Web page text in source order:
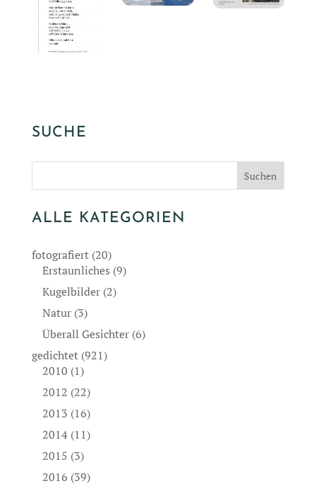
SUCHE
ALLE KATEGORIEN
fotografiert(20)
Erstaunliches (9)
Kugelbilder(2)
Natur(3)
Überall Gesichter(6)
gedichtet(921)
2010 (1)
2012 (22)
2013 (16)
2014(11)
2015 (3)
2016 (39)